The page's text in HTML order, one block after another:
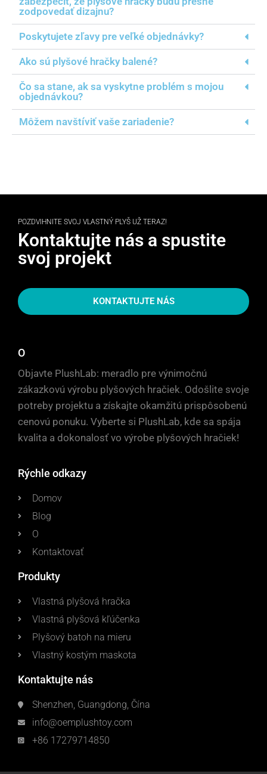
zodpovedať dizajnu?
Poskytujete zľavy pre veľké objednávky?
Ako sú plyšové hračky balené?
Čo sa stane, ak sa vyskytne problém s mojou
objednávkou?
Môžem navštíviť vaše zariadenie?
POZDVIHNITE SVOJ VLASTNÝ PLYŠ UŽ TERAZ!
Kontaktujte nás a spustite
svoj projekt
KONTAKTUJTE NÁS
O
Objavte PlushLab: meradlo pre výnimočnú
zákazkovú výrobu plyšových hračiek. Odošlite svoje
potreby projektu a získajte okamžitú prispôsobenú
cenovú ponuku. Vyberte si PlushLab, kde sa spája
kvalita a dokonalosť vo výrobe plyšových hračiek!
Rýchle odkazy
Domov
Blog
O
Kontaktovať
Produkty
Vlastná plyšová hračka
Vlastná plyšová kľúčenka
Plyšový batoh na mieru
Vlastný kostým maskota
Kontaktujte nás
Shenzhen, Guangdong, Čína
info@oemplushtoy.com
+86 17279714850